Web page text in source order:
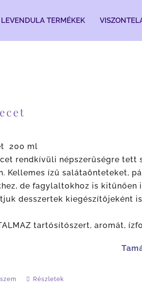
LEVENDULA TERMÉKEK
200 ml
rendkívüli népszerűségre tett
Kellemes ízű salátaönteteket,
de fagylaltokhoz is
desszertek kiegészítőjeként
tartósítószert, aromát,
Részletek